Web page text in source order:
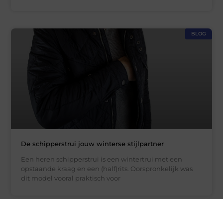
BLOG
De schipperstrui jouw winterse stijlpartner
Een heren schipperstrui is een wintertrui met een
opstaande kraag en een (half)rits. Oorspronkelijk was
dit model vooral praktisch voor